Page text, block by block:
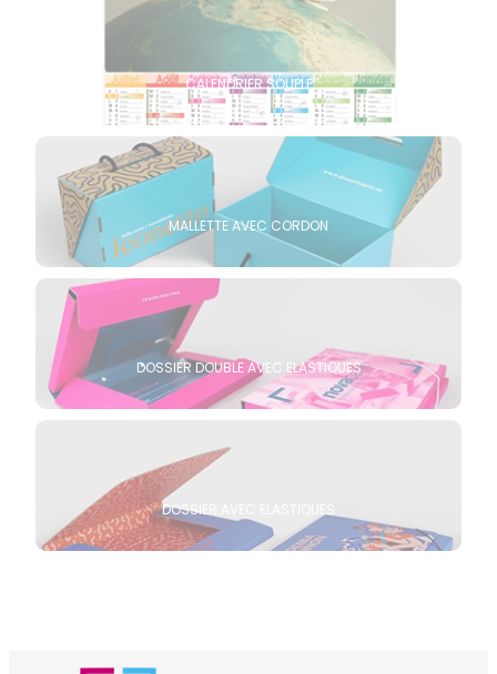
CALENDRIER SOUPLE
MALLETTE AVEC CORDON
DOSSIER DOUBLE AVEC ELASTIQUES
DOSSIER AVEC ELASTIQUES